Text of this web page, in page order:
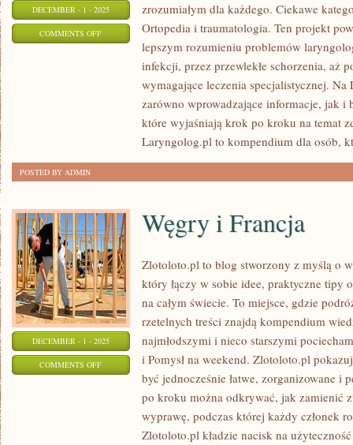
DECEMBER - 1 - 2025
COMMENTS OFFON
PUBLICZNE
NEUROCHIRURGIA
zrozumiałym dla każdego. Ciekawe
Ortopedia i traumatologia. Ten projekt
lepszym rozumieniu problemów
infekcji, przez przewlekłe schorzenia, aż
wymagające leczenia specjalistycznej.
zarówno wprowadzające informacje, jak i
które wyjaśniają krok po kroku na temat
Laryngolog.pl to kompendium dla osób,
POSTED BY ADMIN
DECEMBER - 1 - 2025
COMMENTS OFFON
Węgry i Francja
Zlotoloto.pl to blog stworzony z myślą o
który łączy w sobie idee, praktyczne tipy
na całym świecie. To miejsce, gdzie
rzetelnych treści znajdą kompendium
najmłodszymi i nieco starszymi
i Pomysł na weekend. Zlotoloto.pl
być jednocześnie łatwe, zorganizowane i
po kroku można odkrywać, jak zamienić
wyprawę, podczas której każdy członek
Zlotoloto.pl kładzie nacisk na